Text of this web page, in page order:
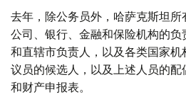
去年，除公务员外，哈萨克斯坦
公司、银行、金融和保险机构的
和直辖市负责人，以及各类国家
议员的候选人，以及上述人员的
和财产申报表。